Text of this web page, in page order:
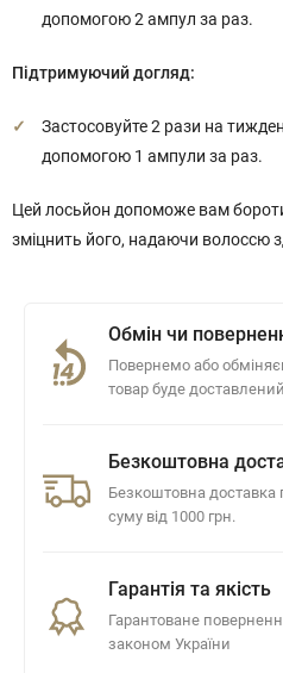
допомогою 2 ампул за раз.
Підтримуючий догляд:
Застосовуйте 2 рази на
допомогою 1 ампули за раз.
Цей лосьйон допоможе вам
зміцнить його, надаючи волоссю
Обмін чи
Повернемо або
товар буде
Безкоштовна
Безкоштовна доставка
суму від 1000 грн.
Гарантія та якість
Гарантоване
законом України